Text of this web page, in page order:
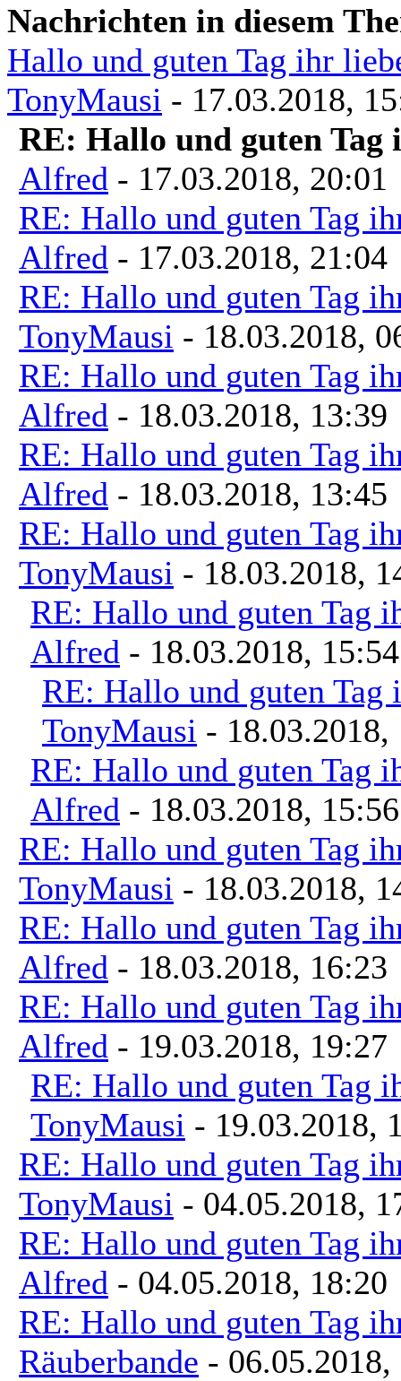
Nachrichten in diesem
Hallo und guten Tag ihr
TonyMausi - 17.03.2018,
RE: Hallo und guten
Alfred - 17.03.2018, 20:01
RE: Hallo und guten Tag
Alfred - 17.03.2018, 21:04
RE: Hallo und guten Tag
TonyMausi - 18.03.2018,
RE: Hallo und guten Tag
Alfred - 18.03.2018, 13:39
RE: Hallo und guten Tag
Alfred - 18.03.2018, 13:45
RE: Hallo und guten Tag
TonyMausi - 18.03.2018,
RE: Hallo und guten Tag
Alfred - 18.03.2018, 15:54
RE: Hallo und guten
TonyMausi - 18.03.2018,
RE: Hallo und guten Tag
Alfred - 18.03.2018, 15:56
RE: Hallo und guten Tag
TonyMausi - 18.03.2018,
RE: Hallo und guten Tag
Alfred - 18.03.2018, 16:23
RE: Hallo und guten Tag
Alfred - 19.03.2018, 19:27
RE: Hallo und guten Tag
TonyMausi - 19.03.2018,
RE: Hallo und guten Tag
TonyMausi - 04.05.2018,
RE: Hallo und guten Tag
Alfred - 04.05.2018, 18:20
RE: Hallo und guten Tag
Räuberbande - 06.05.2018,